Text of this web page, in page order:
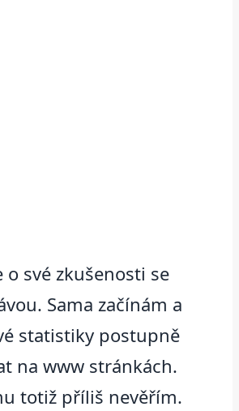
o své zkušenosti se
Sama začínám a
statistiky postupně
na www stránkách.
totiž příliš nevěřím.